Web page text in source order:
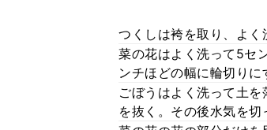
つくしは袴を取り、よく
菜の花はよく洗って5セ
ンチほどの幅に輪切りに
ごぼうはよく洗って土
を抜く。その後水気を切